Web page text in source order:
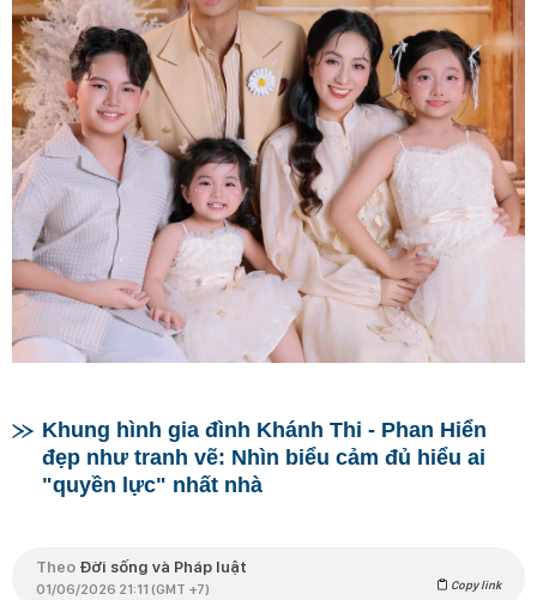
Khung hình gia đình Khánh Thi - Phan Hiển
đẹp như tranh vẽ: Nhìn biểu cảm đủ hiểu ai
"quyền lực" nhất nhà
Theo Đời sống và Pháp luật
01/06/2026 21:11 (GMT +7) Copy link